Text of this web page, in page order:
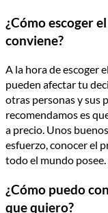
¿Cómo escoger
conviene?
A la hora de escoger
pueden afectar tu
otras personas y sus
recomendamos es
a precio. Unos
esfuerzo, conocer el
todo el mundo posee.
¿Cómo puedo
que quiero?